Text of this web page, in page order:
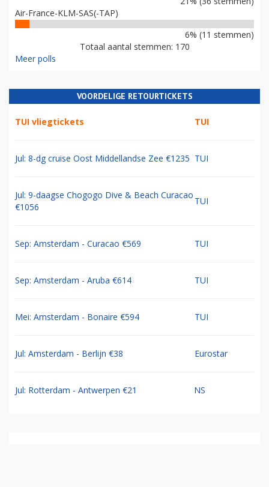
Air-France-KLM-SAS(-TAP)
6% (11 stemmen)
Totaal aantal stemmen: 170
Meer polls
VOORDELIGE RETOURTICKETS
TUI vliegtickets TUI
Jul: 8-dg cruise Oost Middellandse Zee €1235 TUI
Jul: 9-daagse Chogogo Dive & Beach Curacao
€1056
TUI
Sep: Amsterdam - Curacao €569 TUI
Sep: Amsterdam - Aruba €614 TUI
Mei: Amsterdam - Bonaire €594 TUI
Jul: Amsterdam - Berlijn €38 Eurostar
Jul: Rotterdam - Antwerpen €21 NS